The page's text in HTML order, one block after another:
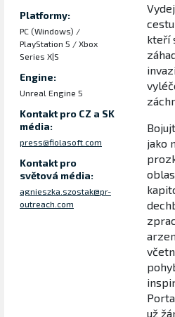
Platformy:
PC (Windows) /
PlayStation 5 / Xbox
Series X|S
Engine:
Unreal Engine 5
Kontakt pro CZ a SK
média:
press@fiolasoft.com
Kontakt pro
světová média:
agnieszka.szostak@pr-
outreach.com
kteří
jako
už